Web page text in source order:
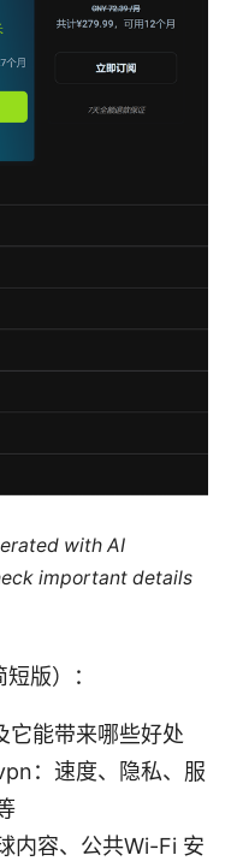
with AI
important details
版）：
它能带来哪些好处
：速度、隐私、服
内容、公共Wi-Fi 安